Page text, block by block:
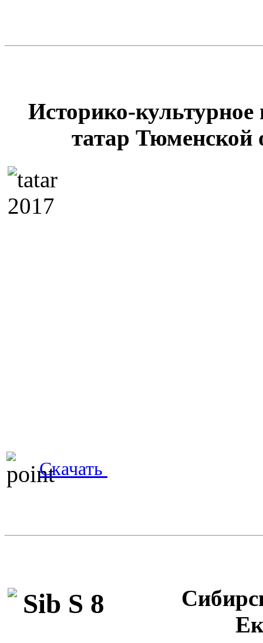
Историко-культурное
татар Тюменской
Скачать